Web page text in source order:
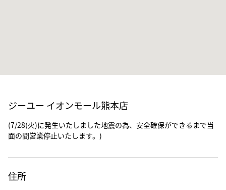
ジーユー イオンモール熊本店
(7/28(火)に発生いたしました地震の為、安全確保ができるまで当
面の間営業停止いたします。)
住所